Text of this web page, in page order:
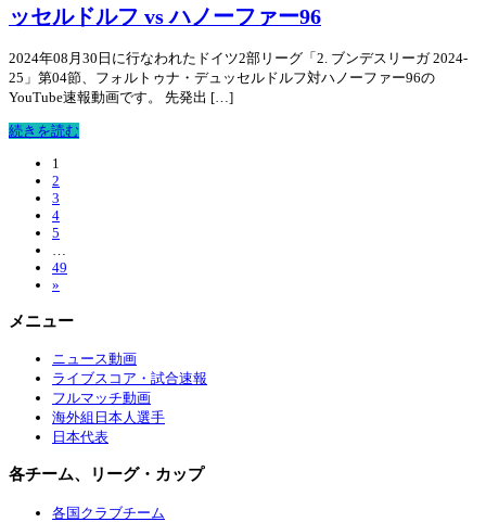
ッセルドルフ vs ハノーファー96
2024年08月30日に行なわれたドイツ2部リーグ「2. ブンデスリーガ 2024-
25」第04節、フォルトゥナ・デュッセルドルフ対ハノーファー96の
YouTube速報動画です。 先発出 […]
続きを読む
1
2
3
4
5
49
»
メニュー
ニュース動画
ライブスコア・試合速報
フルマッチ動画
海外組日本人選手
日本代表
各チーム、リーグ・カップ
各国クラブチーム